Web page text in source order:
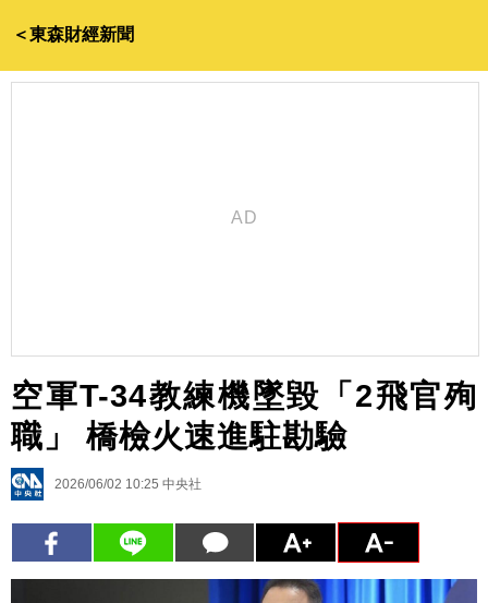
＜東森財經新聞
空軍T-34教練機墜毀「2飛官殉
職」 橋檢火速進駐勘驗
2026/06/02 10:25 中央社